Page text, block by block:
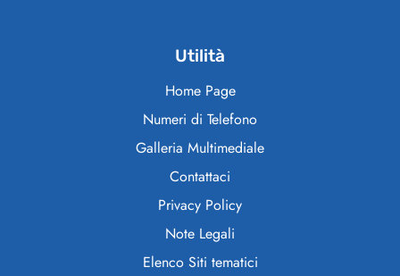
Utilità
Home Page
Numeri di Telefono
Galleria Multimediale
Contattaci
Privacy Policy
Note Legali
Elenco Siti tematici